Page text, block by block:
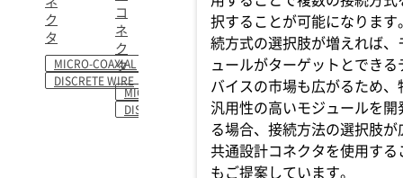
ク
タ​
MICRO-COAXIAL
DISCRETE WIRE
コ
ネ
ク
タ
MICRO-COAXIAL
DISCRETE WIRE
択することが可能になります
続方式の選択肢が増えれば、
ュールがターゲットとできる
バイスの市場も広がるため、
汎用性の高いモジュールを開
る場合、接続方法の選択肢が
共通設計コネクタを使用する
もご提案しています。